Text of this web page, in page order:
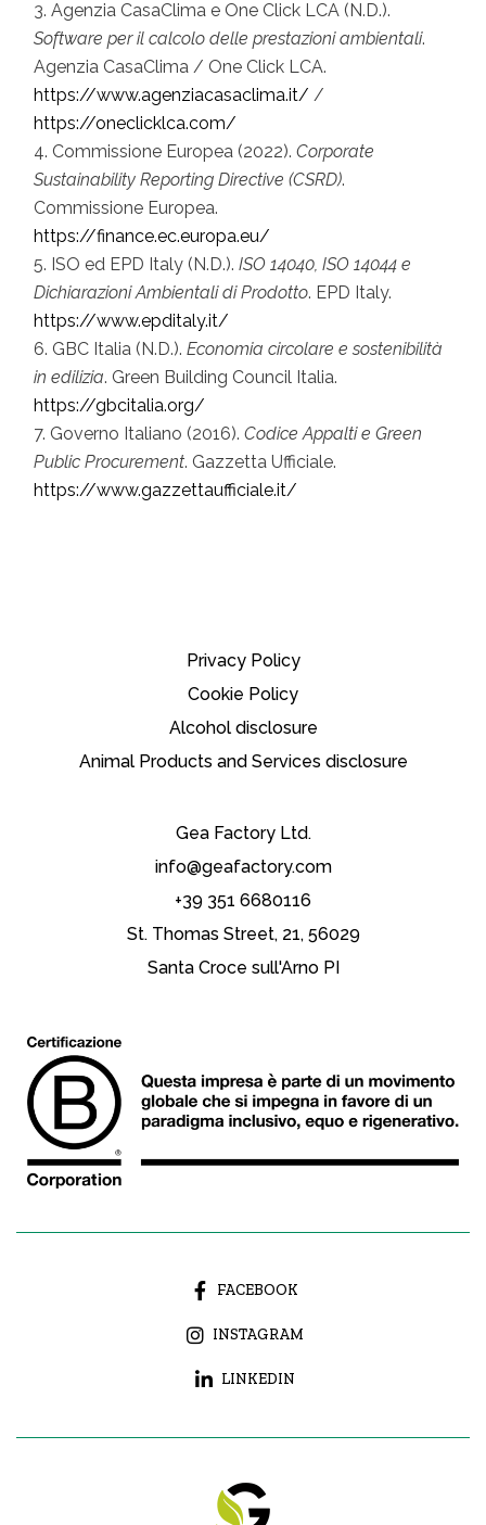
Agenzia CasaClima e One Click LCA (N.D.).
Software per il calcolo delle prestazioni ambientali.
Agenzia CasaClima / One Click LCA.
https://www.agenziacasaclima.it/ /
https://oneclicklca.com/
Commissione Europea (2022).Corporate
Sustainability Reporting Directive (CSRD).
Commissione Europea.
https://finance.ec.europa.eu/
ISO ed EPD Italy (N.D.).ISO 14040, ISO 14044 e
Dichiarazioni Ambientali di Prodotto. EPD Italy.
https://www.epditaly.it/
GBC Italia (N.D.).Economia circolare e sostenibilità
in edilizia. Green Building Council Italia.
https://gbcitalia.org/
Governo Italiano (2016).Codice Appalti e Green
Public Procurement. Gazzetta Ufficiale.
https://www.gazzettaufficiale.it/
Privacy Policy
Cookie Policy
Alcohol disclosure
Animal Products and Services disclosure
Gea Factory Ltd.
info@geafactory.com
+39 351 6680116
St. Thomas Street, 21, 56029
Santa Croce sull'Arno PI
FACEBOOK
INSTAGRAM
LINKEDIN